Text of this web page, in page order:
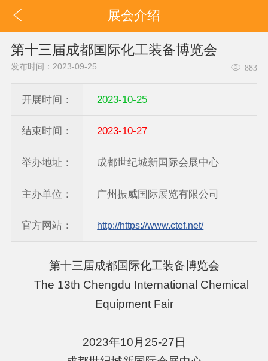
展会介绍
第十三届成都国际化工装备博览会
发布时间：2023-09-25 883
开展时间： 2023-10-25
结束时间： 2023-10-27
举办地址： 成都世纪城新国际会展中心
主办单位： 广州振威国际展览有限公司
官方网站： http://https://www.ctef.net/
第十三届成都国际化工装备博览会
The 13th Chengdu International Chemical
Equipment Fair
2023年10月25-27日